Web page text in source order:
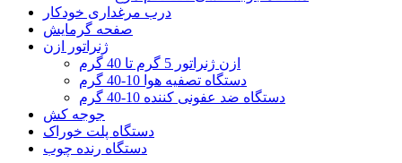
درب مرغداری خودکار
صفحه گرمایش
ژنراتور ازن
ازن ژنراتور 5 گرم تا 40 گرم
دستگاه تصفیه هوا 10-40 گرم
دستگاه ضد عفونی کننده 10-40 گرم
جوجه کش
دستگاه پلت خوراک
دستگاه رنده چوب